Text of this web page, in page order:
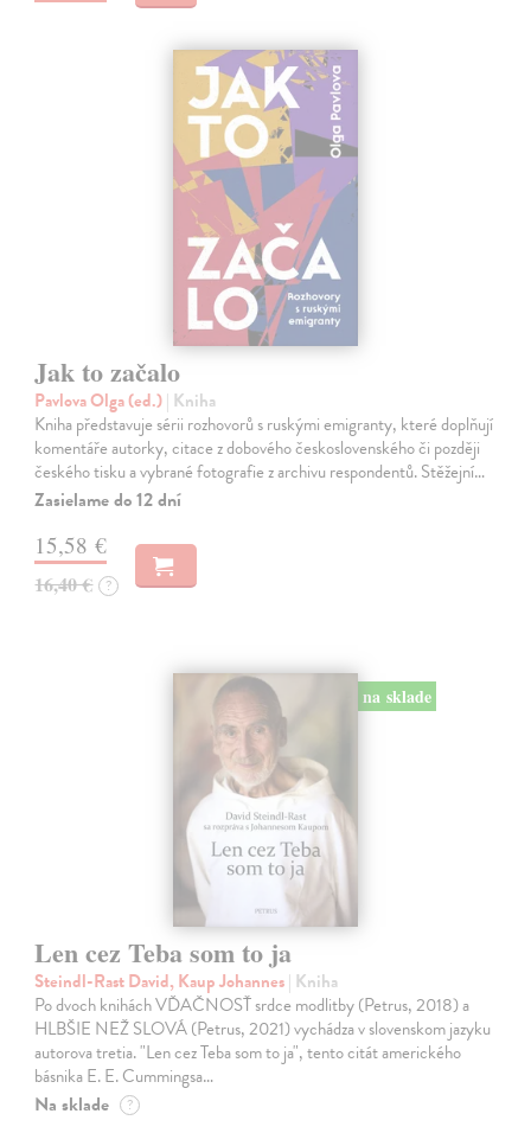
Jak to začalo
Pavlova Olga (ed.)| Kniha
Kniha představuje sérii rozhovorů s ruskými emigranty, které doplňují
komentáře autorky, citace z dobového československého či později
českého tisku a vybrané fotografie z archivu respondentů. Stěžejní…
Zasielame do 12 dní
15,58 €
16,40 € ?
na sklade
Len cez Teba som to ja
Steindl-Rast David, Kaup Johannes| Kniha
Po dvoch knihách VĎAČNOSŤ srdce modlitby (Petrus, 2018) a
HLBŠIE NEŽ SLOVÁ (Petrus, 2021) vychádza v slovenskom jazyku
autorova tretia. "Len cez Teba som to ja", tento citát amerického
básnika E. E. Cummingsa…
Na sklade ?